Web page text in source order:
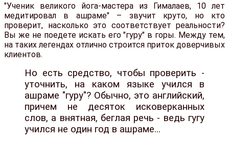
"Ученик великого йога-мастера из Гималаев, 10 лет
медитировал в ашраме" – звучит круто, но кто
проверит, насколько это соответствует реальности?
Вы же не поедете искать его "гуру" в горы. Между тем,
на таких легендах отлично строится приток доверчивых
клиентов.
Но есть средство, чтобы проверить -
уточнить, на каком языке учился в
ашраме "гуру"? Обычно, это английский,
причем не десяток исковерканных
слов, а внятная, беглая речь - ведь гугу
учился не один год в ашраме...